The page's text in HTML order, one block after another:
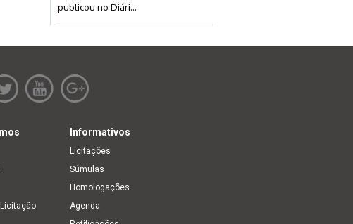
publicou no Diári...
Informativos
Licitações
Súmulas
Homologações
Agenda